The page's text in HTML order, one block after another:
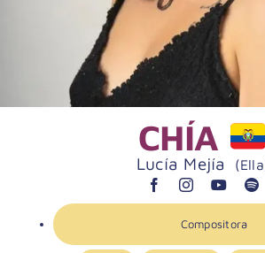
CHÍA
Lucía Mejía
Compositora